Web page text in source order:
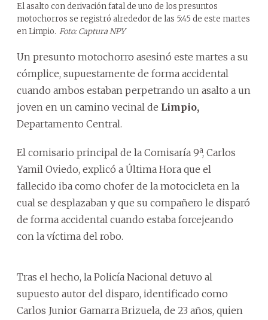
El asalto con derivación fatal de uno de los presuntos
motochorros se registró alrededor de las 5:45 de este martes
en Limpio. Foto: Captura NPY
Un presunto motochorro asesinó este martes a su
cómplice, supuestamente de forma accidental
cuando ambos estaban perpetrando un asalto a un
joven en un camino vecinal de Limpio,
Departamento Central.
El comisario principal de la Comisaría 9ª, Carlos
Yamil Oviedo, explicó a Última Hora que el
fallecido iba como chofer de la motocicleta en la
cual se desplazaban y que su compañero le disparó
de forma accidental cuando estaba forcejeando
con la víctima del robo.
Tras el hecho, la Policía Nacional detuvo al
supuesto autor del disparo, identificado como
Carlos Junior Gamarra Brizuela, de 23 años, quien